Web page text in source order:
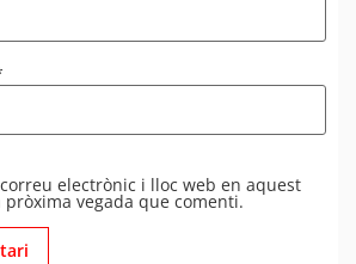
electrònic i lloc web en aquest
vegada que comenti.